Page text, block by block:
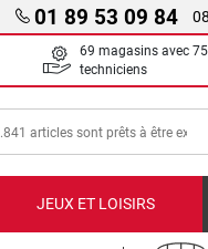
01 89 53 09 84
69 magasins avec 75
techniciens
JEUX ET LOISIRS